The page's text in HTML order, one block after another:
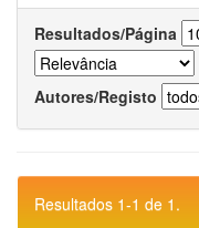
Resultados/Página
Autores/Registo
Resultados 1-1 de 1.